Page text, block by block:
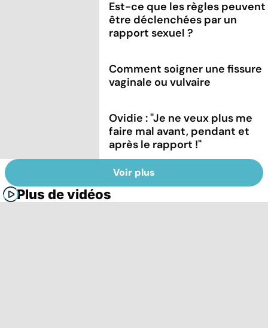
Est-ce que les règles peuvent
être déclenchées par un
rapport sexuel ?
Comment soigner une fissure
vaginale ou vulvaire
Ovidie : "Je ne veux plus me
faire mal avant, pendant et
après le rapport !"
Voir plus
Plus de vidéos